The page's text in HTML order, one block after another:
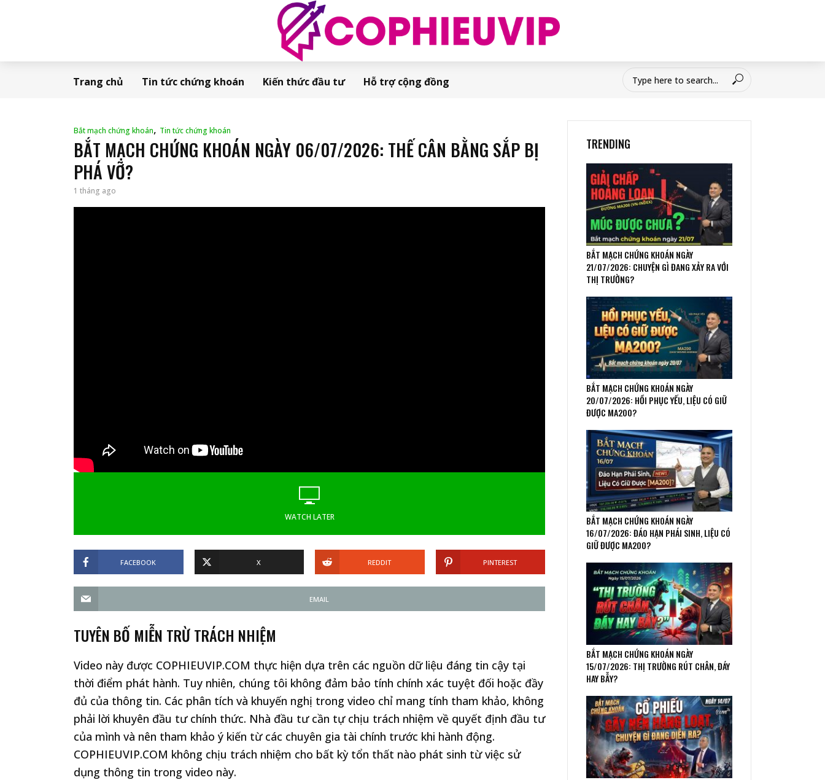
Trang chủ Tin tức chứng khoán Kiến thức đầu tư Hỗ trợ cộng đồng
Bắt mạch chứng khoán, Tin tức chứng khoán
BẮT MẠCH CHỨNG KHOÁN NGÀY 06/07/2026: THẾ CÂN BẰNG SẮP BỊ
PHÁ VỠ?
1 tháng ago
WATCH LATER
FACEBOOK X REDDIT PINTEREST
EMAIL
TUYÊN BỐ MIỄN TRỪ TRÁCH NHIỆM
Video này được COPHIEUVIP.COM thực hiện dựa trên các nguồn dữ liệu đáng tin cậy tại
thời điểm phát hành. Tuy nhiên, chúng tôi không đảm bảo tính chính xác tuyệt đối hoặc đầy
đủ của thông tin. Các phân tích và khuyến nghị trong video chỉ mang tính tham khảo, không
phải lời khuyên đầu tư chính thức. Nhà đầu tư cần tự chịu trách nhiệm về quyết định đầu tư
của mình và nên tham khảo ý kiến từ các chuyên gia tài chính trước khi hành động.
COPHIEUVIP.COM không chịu trách nhiệm cho bất kỳ tổn thất nào phát sinh từ việc sử
dụng thông tin trong video này.
TRENDING
BẮT MẠCH CHỨNG KHOÁN NGÀY
21/07/2026: CHUYỆN GÌ ĐANG XẢY RA VỚI
THỊ TRƯỜNG?
BẮT MẠCH CHỨNG KHOÁN NGÀY
20/07/2026: HỒI PHỤC YẾU, LIỆU CÓ GIỮ
ĐƯỢC MA200?
BẮT MẠCH CHỨNG KHOÁN NGÀY
16/07/2026: ĐÁO HẠN PHÁI SINH, LIỆU CÓ
GIỮ ĐƯỢC MA200?
BẮT MẠCH CHỨNG KHOÁN NGÀY
15/07/2026: THỊ TRƯỜNG RÚT CHÂN, ĐÁY
HAY BẪY?